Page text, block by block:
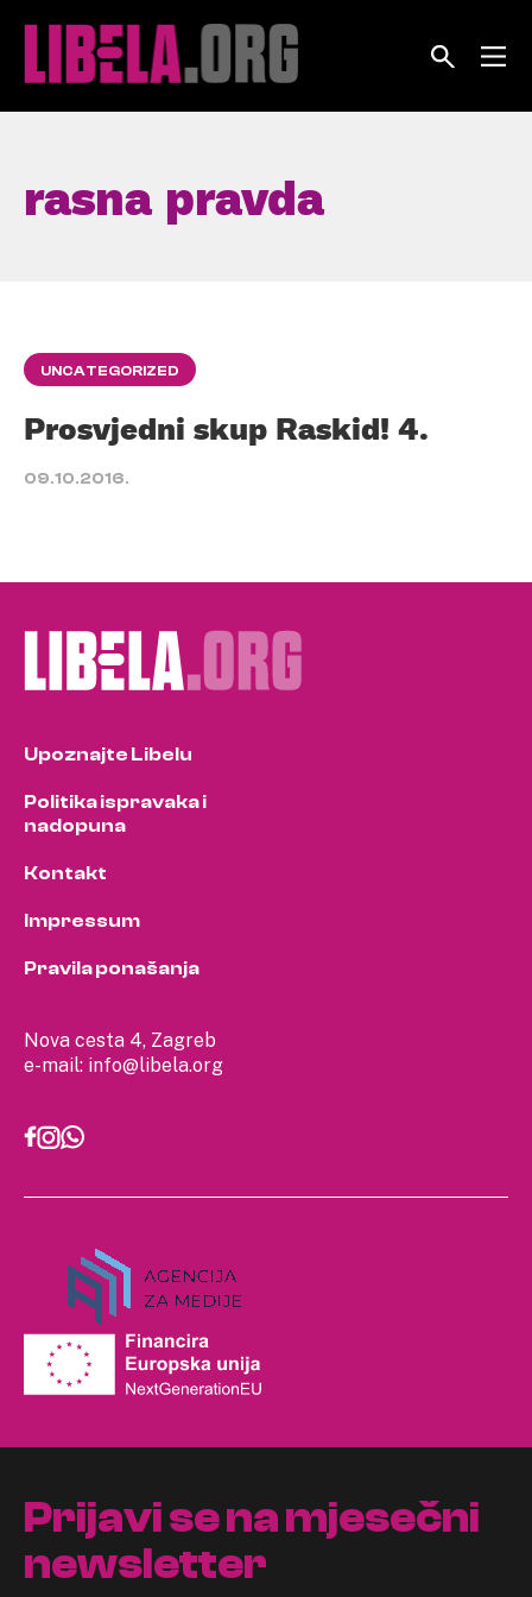
rasna pravda
UNCATEGORIZED
Prosvjedni skup Raskid! 4.
09.10.2016.
Nova cesta 4, Zagreb
e-mail: info@libela.org
Upoznajte Libelu
Politika ispravaka i
nadopuna
Kontakt
Impressum
Pravila ponašanja
Prijavi se na mjesečni
newsletter